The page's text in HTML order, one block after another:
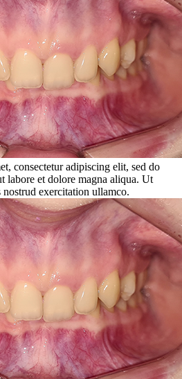
consectetur adipiscing elit, sed do
labore et dolore magna aliqua. Ut
exercitation ullamco.